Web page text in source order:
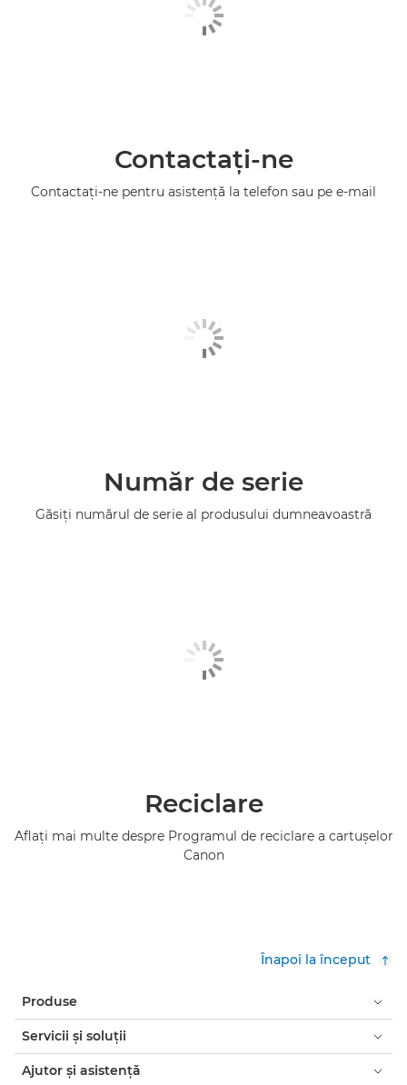
Contactaţi-ne
Contactaţi-ne pentru asistenţă la telefon sau pe e-mail
Număr de serie
Găsiţi numărul de serie al produsului dumneavoastră
Reciclare
Aflaţi mai multe despre Programul de reciclare a cartuşelor
Canon
Înapoi la început
Produse
Servicii şi soluţii
Ajutor şi asistenţă